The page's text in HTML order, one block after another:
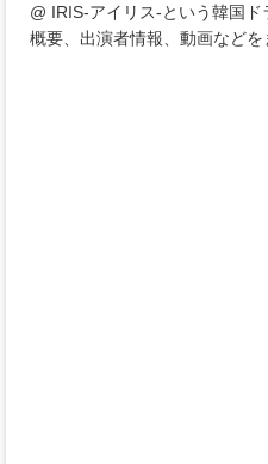
@ IRIS-アイリス-という韓国
概要、出演者情報、動画などを